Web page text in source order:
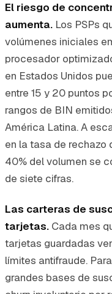
El riesgo de
aumenta. Los PSPs
volúmenes iniciales
procesador
en Estados Unidos
entre 15 y 20 puntos
rangos de BIN
América Latina. A
en la tasa de rechazo
40% del volumen se
de siete cifras.
Las carteras de
tarjetas. Cada mes
tarjetas guardadas
límites antifraude.
grandes bases de